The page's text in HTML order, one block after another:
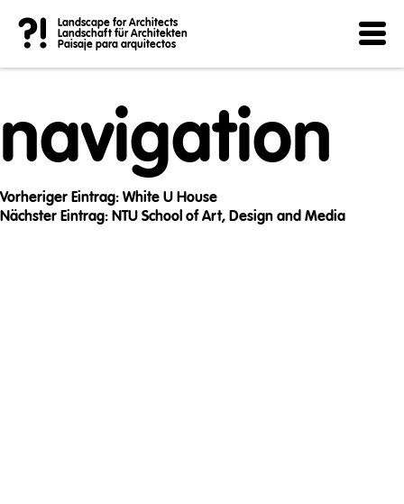
?!
Landscape for Architects
Landschaft für Architekten
Paisaje para arquitectos
Post
navigation
Vorheriger Eintrag: White U House
Nächster Eintrag: NTU School of Art, Design and Media